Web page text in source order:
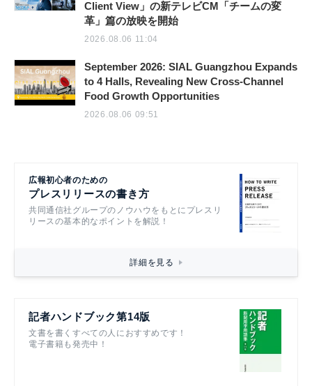
Client View」の新テレビCM「チームの変
革」篇の放映を開始
2026.08.06 11:04
September 2026: SIAL Guangzhou Expands
to 4 Halls, Revealing New Cross-Channel
Food Growth Opportunities
2026.08.06 09:51
広報初心者のための
プレスリリースの書き方
共同通信社グループのノウハウをもとにプレスリ
リースの基本的なポイントを解説！
詳細を見る
記者ハンドブック第14版
文書を書くすべての人におすすめです！
電子書籍も発売中！